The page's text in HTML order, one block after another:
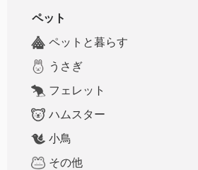
ペット
ペットと暮らす
うさぎ
フェレット
ハムスター
小鳥
その他